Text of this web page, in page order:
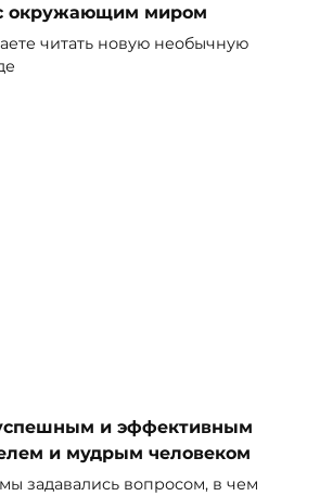
окружающим миром
читать новую необычную
и эффективным
и мудрым человеком
задавались вопросом, в чем